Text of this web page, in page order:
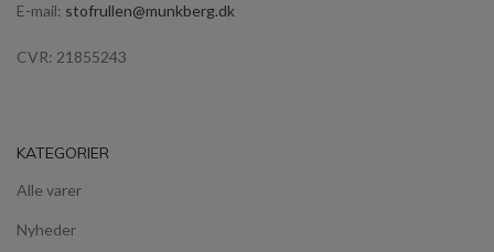
E-mail: stofrullen@munkberg.dk
CVR: 21855243
KATEGORIER
Alle varer
Nyheder